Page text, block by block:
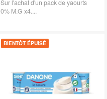
Sur l'achat d'un pack de yaourts
0% M.G x4....
BIENTÔT ÉPUISÉ